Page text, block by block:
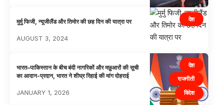
देश
मुर्मु फिजी, न्यूजीलैंड और तिमोर की छह दिन की यात्रा पर
AUGUST 3, 2024
देश
राजनीती
विदेश
भारत–पाकिस्तान के बीच बंदी नागरिकों और मछुआरों की सूची
का आदान-प्रदान, भारत ने शीघ्र रिहाई की मांग दोहराई
JANUARY 1, 2026